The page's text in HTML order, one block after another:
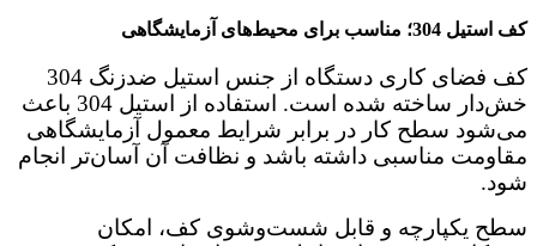
کف استیل 304؛ مناسب برای محیط‌های آزمایشگاهی
کف فضای کاری دستگاه از جنس استیل ضدزنگ 304
خش‌دار ساخته شده است. استفاده از استیل 304 باعث
می‌شود سطح کار در برابر شرایط معمول آزمایشگاهی
مقاومت مناسبی داشته باشد و نظافت آن آسان‌تر انجام
شود.
سطح یکپارچه و قابل شست‌وشوی کف، امکان